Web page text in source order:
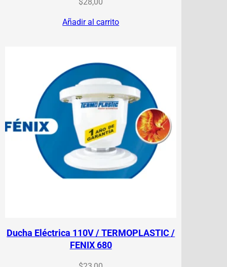
Añadir al carrito
Ducha Eléctrica 110V / TERMOPLASTIC /
FENIX 680